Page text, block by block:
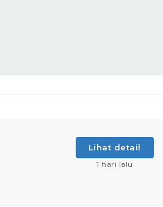
Lihat detail
1 hari lalu